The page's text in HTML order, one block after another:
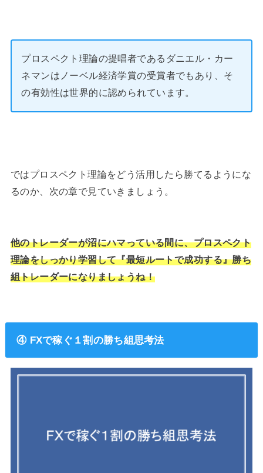
プロスペクト理論の提唱者であるダニエル・カー
ネマンはノーベル経済学賞の受賞者でもあり、そ
の有効性は世界的に認められています。
ではプロスペクト理論をどう活用したら勝てるようにな
るのか、次の章で見ていきましょう。
他のトレーダーが沼にハマっている間に、プロスペクト
理論をしっかり学習して『最短ルートで成功する』勝ち
組トレーダーになりましょうね！
④ FXで稼ぐ１割の勝ち組思考法